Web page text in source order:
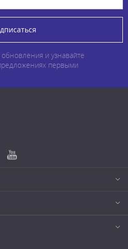
и узнавайте
первыми